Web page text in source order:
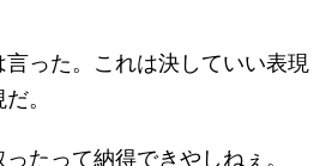
った。これは決していい表現
。
たって納得できやしねぇ。